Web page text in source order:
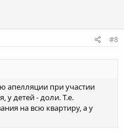
#8
апелляции при участии
у детей - доли. Т.е.
на всю квартиру, а у